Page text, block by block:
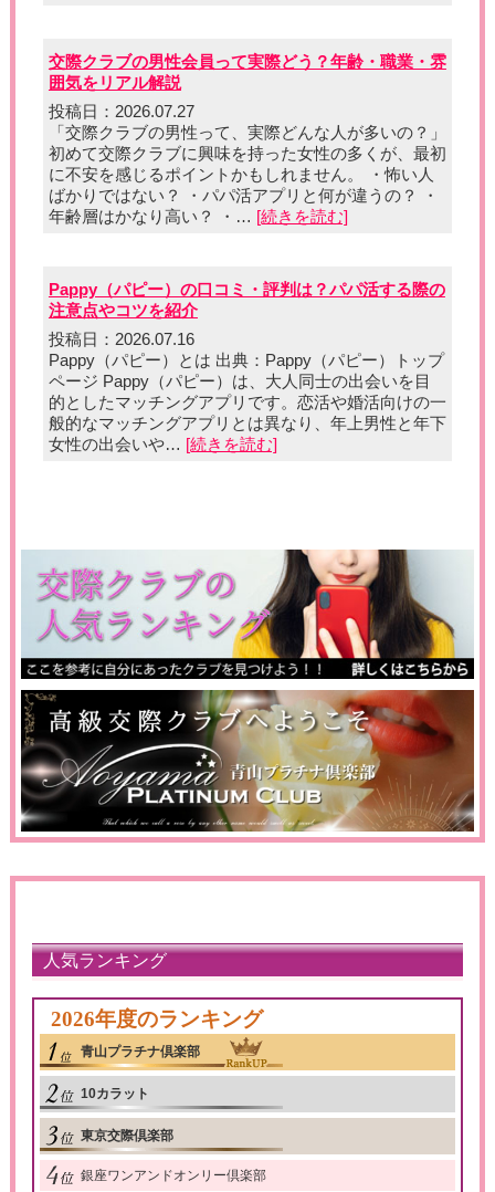
交際クラブの男性会員って実際どう？年齢・職業・雰
囲気をリアル解説
投稿日：2026.07.27
「交際クラブの男性って、実際どんな人が多いの？」
初めて交際クラブに興味を持った女性の多くが、最初
に不安を感じるポイントかもしれません。 ・怖い人
ばかりではない？ ・パパ活アプリと何が違うの？ ・
年齢層はかなり高い？ ・… [続きを読む]
Pappy（パピー）の口コミ・評判は？パパ活する際の
注意点やコツを紹介
投稿日：2026.07.16
Pappy（パピー）とは 出典：Pappy（パピー）トップ
ページ Pappy（パピー）は、大人同士の出会いを目
的としたマッチングアプリです。恋活や婚活向けの一
般的なマッチングアプリとは異なり、年上男性と年下
女性の出会いや… [続きを読む]
人気ランキング
2026年度のランキング
青山プラチナ倶楽部
10カラット
東京交際倶楽部
銀座ワンアンドオンリー倶楽部